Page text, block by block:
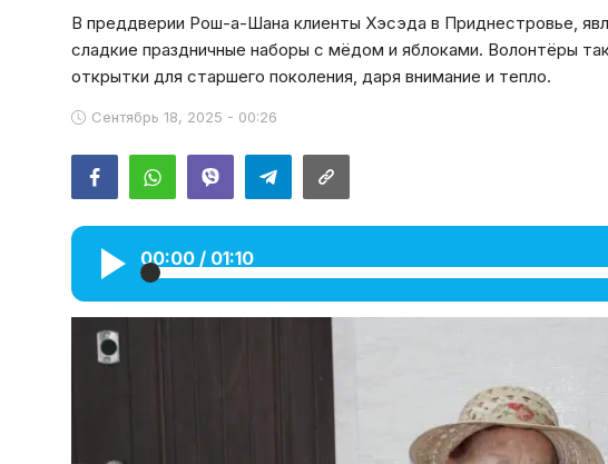
Культура
Иудаизм
Архивы
Календарь
Места и организации
В преддверии Рош-а-Шана клиенты Хэсэда в Приднестровье,
сладкие праздничные наборы с мёдом и яблоками. Волонтёры
открытки для старшего поколения, даря внимание и тепло.
Сентябрь 18, 2025 - 00:26
00:00 / 01:10